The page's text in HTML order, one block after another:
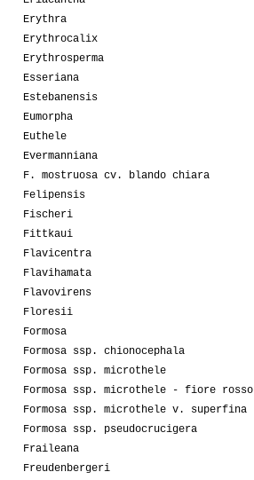
Erythra
Erythrocalix
Erythrosperma
Esseriana
Estebanensis
Eumorpha
Euthele
Evermanniana
F. mostruosa cv. blando chiara
Felipensis
Fischeri
Fittkaui
Flavicentra
Flavihamata
Flavovirens
Floresii
Formosa
Formosa ssp. chionocephala
Formosa ssp. microthele
Formosa ssp. microthele - fiore rosso
Formosa ssp. microthele v. superfina
Formosa ssp. pseudocrucigera
Fraileana
Freudenbergeri